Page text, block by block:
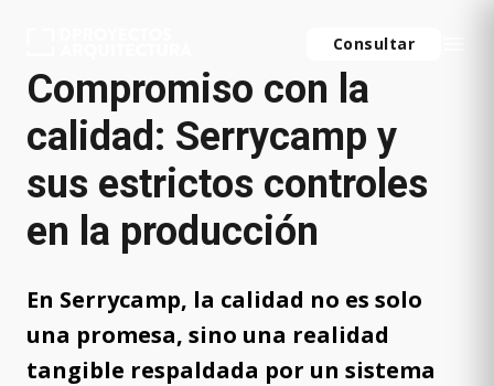
Consultar
Compromiso con la
calidad: Serrycamp y
sus estrictos controles
en la producción
En Serrycamp, la calidad no es solo
una promesa, sino una realidad
tangible respaldada por un sistema